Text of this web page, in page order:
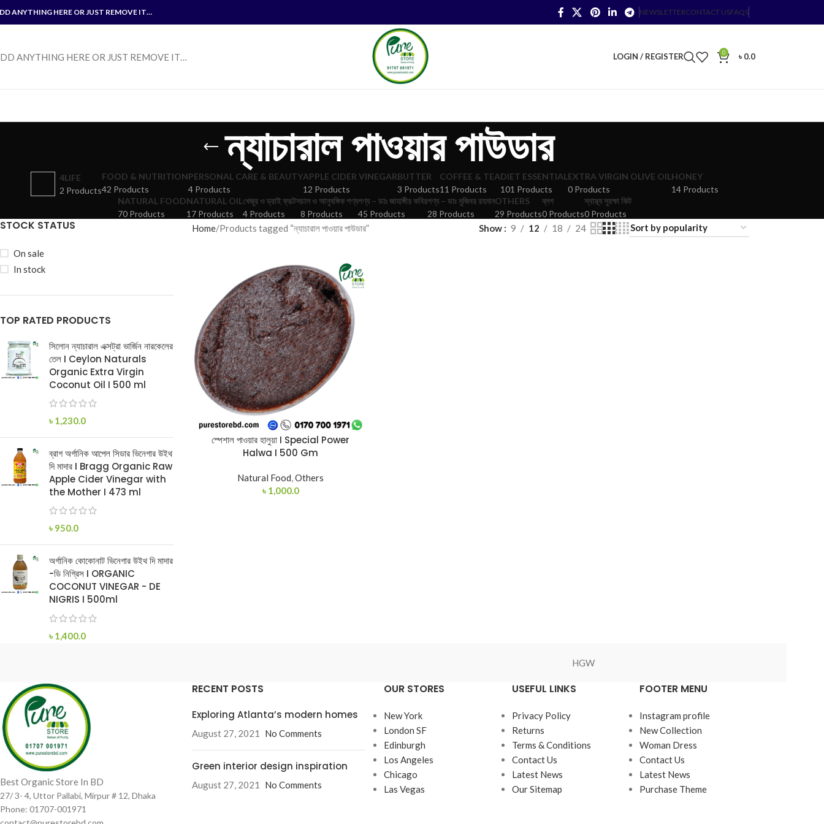
ANYTHING HERE OR JUST REMOVE IT… NEWSLETTERCONTACT USFAQS
ANYTHING HERE OR JUST REMOVE IT… LOGIN / REGISTER 0 ৳0.0
ন্যাচারাল পাওয়ার পাউডার
4LIFE
2 Products
FOOD & NUTRITION
42 Products
PERSONAL CARE & BEAUTY
4 Products
APPLE CIDER VINEGAR
12 Products
BUTTER
3 Products
COFFEE & TEA
11 Products
DIET ESSENTIAL
101 Products
EXTRA VIRGIN OLIVE OIL
0 Products
HONEY
14 Products
NATURAL FOOD
70 Products
NATURAL OIL
17 Products
খেজুর ও ড্রাই ফ্রূটস
4 Products
চাল ও আনুষঙ্গিক পণ্য
8 Products
পণ্য – ডাঃ জাহাঙ্গীর কবির
45 Products
পণ্য – ডাঃ মুজিবর রহমান
28 Products
OTHERS
29 Products
ব্লগ
0 Products
স্বাস্থ্য সুরক্ষা কিট
0 Products
STOCK STATUS
On sale
In stock
TOP RATED PRODUCTS
সিলোন ন্যাচারাল এক্সট্রা ভার্জিন নারকেলের
তেল I Ceylon Naturals
Organic Extra Virgin
Coconut Oil I 500 ml
৳ 1,230.0
ব্রাগ অর্গানিক আপেল সিডার ভিনেগার উইথ
দি মাদার I Bragg Organic Raw
Apple Cider Vinegar with
the Mother I 473 ml
৳ 950.0
অর্গানিক কোকোনাট ভিনেগার উইথ দি মাদার
-ডি নিগ্রিস I ORGANIC
COCONUT VINEGAR - DE
NIGRIS I 500ml
৳ 1,400.0
Home Products tagged “ন্যাচারাল পাওয়ার পাউডার” Show 9 12 18 24
স্পেশাল পাওয়ার হালুয়া I Special Power
Halwa I 500 Gm
Natural Food,Others
৳ 1,000.0
HGW
Best Organic Store In BD
27/ 3- 4, Uttor Pallabi, Mirpur # 12, Dhaka
Phone: 01707-001971
RECENT POSTS
Exploring Atlanta’s modern homes
August 27, 2021 No Comments
Green interior design inspiration
August 27, 2021 No Comments
OUR STORES
New York
London SF
Edinburgh
Los Angeles
Chicago
Las Vegas
USEFUL LINKS
Privacy Policy
Returns
Terms & Conditions
Contact Us
Latest News
Our Sitemap
FOOTER MENU
Instagram profile
New Collection
Woman Dress
Contact Us
Latest News
Purchase Theme